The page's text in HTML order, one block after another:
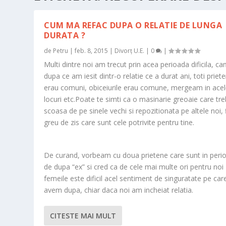
CUM MA REFAC DUPA O RELATIE DE LUNGA
DURATA ?
de Petru |feb. 8, 2015 | Divorț U.E. | 0 |
Multi dintre noi am trecut prin acea perioada dificila,
dupa ce am iesit dintr-o relatie ce a durat ani, toti
erau comuni, obiceiurile erau comune, mergeam in
locuri etc.Poate te simti ca o masinarie greoaie care
scoasa de pe sinele vechi si repozitionata pe altele noi,
greu de zis care sunt cele potrivite pentru tine.
De curand, vorbeam cu doua prietene care sunt in
de dupa “ex” si cred ca de cele mai multe ori pentru noi
femeile este dificil acel sentiment de singuratate pe
avem dupa, chiar daca noi am incheiat relatia.
CITESTE MAI MULT